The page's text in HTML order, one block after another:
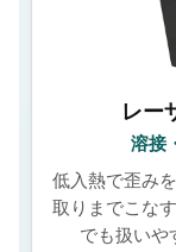
レー
溶接
低入熱で歪み
取りまでこな
でも扱いや